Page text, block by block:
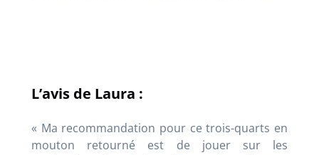
L’avis de Laura :
« Ma recommandation pour ce trois-quarts en
mouton retourné est de jouer sur les